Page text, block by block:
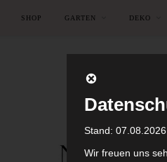
SHOP GARTEN DEKO
Stand: 07.08.2026
Wir freuen uns